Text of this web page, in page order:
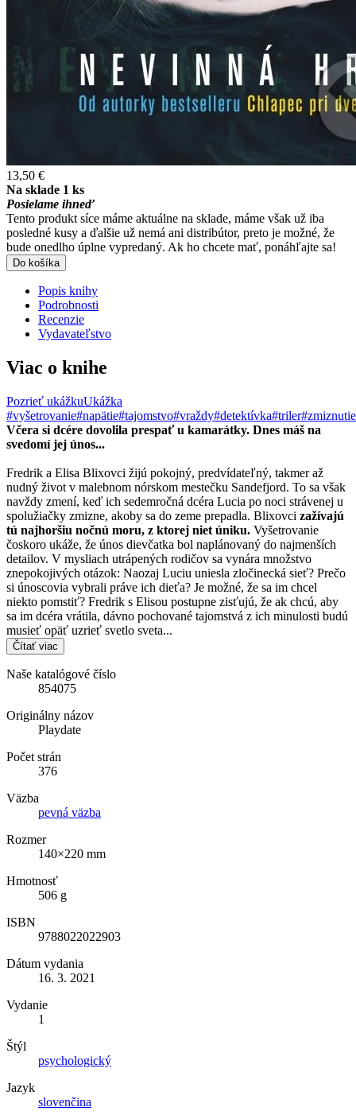
13,50 €
Na sklade 1 ks
Posielame ihneď
Tento produkt síce máme aktuálne na sklade, máme však už iba
posledné kusy a ďalšie už nemá ani distribútor, preto je možné, že
bude onedlho úplne vypredaný. Ak ho chcete mať, ponáhľajte sa!
Do košíka
Popis knihy
Podrobnosti
Recenzie
Vydavateľstvo
Viac o knihe
Pozrieť ukážkuUkážka
#vyšetrovanie#napätie#tajomstvo#vraždy#detektívka#triler#zmiznutie
Včera si dcére dovolila prespať u kamarátky. Dnes máš na
svedomí jej únos...
Fredrik a Elisa Blixovci žijú pokojný, predvídateľný, takmer až
nudný život v malebnom nórskom mestečku Sandefjord. To sa však
navždy zmení, keď ich sedemročná dcéra Lucia po noci strávenej u
spolužiačky zmizne, akoby sa do zeme prepadla. Blixovci zažívajú
tú najhoršiu nočnú moru, z ktorej niet úniku. Vyšetrovanie
čoskoro ukáže, že únos dievčatka bol naplánovaný do najmenších
detailov. V mysliach utrápených rodičov sa vynára množstvo
znepokojivých otázok: Naozaj Luciu uniesla zločinecká sieť? Prečo
si únoscovia vybrali práve ich dieťa? Je možné, že sa im chcel
niekto pomstiť? Fredrik s Elisou postupne zisťujú, že ak chcú, aby
sa im dcéra vrátila, dávno pochované tajomstvá z ich minulosti budú
musieť opäť uzrieť svetlo sveta...
Čítať viac
Naše katalógové číslo
854075
Originálny názov
Playdate
Počet strán
376
Väzba
pevná väzba
Rozmer
140×220 mm
Hmotnosť
506 g
ISBN
9788022022903
Dátum vydania
16. 3. 2021
Vydanie
1
Štýl
psychologický
Jazyk
slovenčina